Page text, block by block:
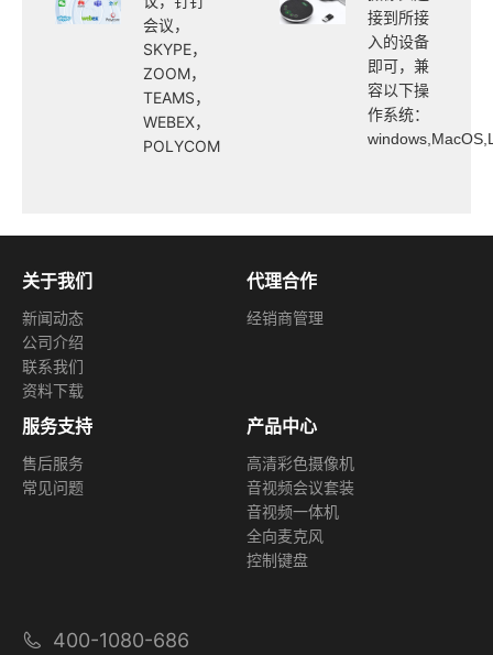
会议，
SKYPE，
ZOOM，
TEAMS，
WEBEX，
POLYCOM
接到所接
入的设备
即可，兼
容以下操
作系统：
关于我们
新闻动态
公司介绍
联系我们
资料下载
代理合作
经销商管理
服务支持
售后服务
常见问题
产品中心
高清彩色摄像机
音视频会议套装
音视频一体机
全向麦克风
控制键盘
400-1080-686